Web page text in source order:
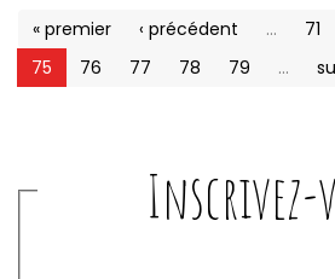
« premier ‹ précédent … 71
75
76 77 78 79 …
Inscrivez-